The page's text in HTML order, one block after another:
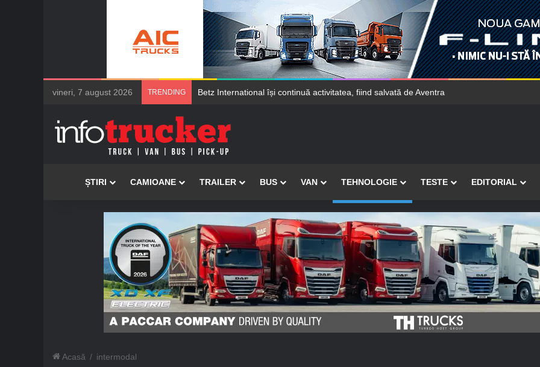
vineri, 7 august 2026 TRENDING Șoferii de camioane Mercedes-Benz vor găsi mai ușor locuri de parcare
AcasăȘTIRI CAMIOANE TRAILER BUS VAN TEHNOLOGIE TESTE EDITORIAL
Acasă / intermodal